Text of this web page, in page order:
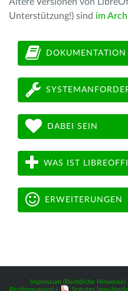
Unterstützung!) sind im
DOKUMENTATION
DABEI SEIN
WAS IST
ERWEITERUNGEN
Impressum (Rechtliche Hinweise)|
Bestimmungen)
Statutes (non-